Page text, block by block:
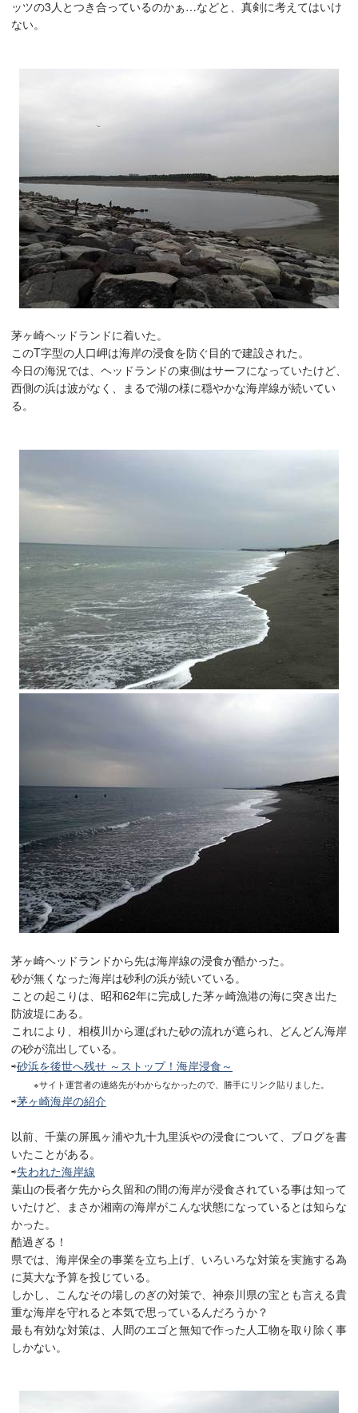
ッツの3人とつき合っているのかぁ…などと、真剣に考えてはいけ
ない。
茅ヶ崎ヘッドランドに着いた。
このT字型の人口岬は海岸の浸食を防ぐ目的で建設された。
今日の海況では、ヘッドランドの東側はサーフになっていたけど、
西側の浜は波がなく、まるで湖の様に穏やかな海岸線が続いてい
る。
茅ヶ崎ヘッドランドから先は海岸線の浸食が酷かった。
砂が無くなった海岸は砂利の浜が続いている。
ことの起こりは、昭和62年に完成した茅ヶ崎漁港の海に突き出た
防波堤にある。
これにより、相模川から運ばれた砂の流れが遮られ、どんどん海岸
の砂が流出している。
⇨砂浜を後世へ残せ ～ストップ！海岸浸食～
※サイト運営者の連絡先がわからなかったので、勝手にリンク貼りました。
⇨茅ヶ崎海岸の紹介
以前、千葉の屏風ヶ浦や九十九里浜やの浸食について、ブログを書
いたことがある。
⇨失われた海岸線
葉山の長者ケ先から久留和の間の海岸が浸食されている事は知って
いたけど、まさか湘南の海岸がこんな状態になっているとは知らな
かった。
酷過ぎる！
県では、海岸保全の事業を立ち上げ、いろいろな対策を実施する為
に莫大な予算を投じている。
しかし、こんなその場しのぎの対策で、神奈川県の宝とも言える貴
重な海岸を守れると本気で思っているんだろうか？
最も有効な対策は、人間のエゴと無知で作った人工物を取り除く事
しかない。